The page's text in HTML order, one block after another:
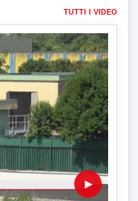
TUTTI I VIDEO
▶